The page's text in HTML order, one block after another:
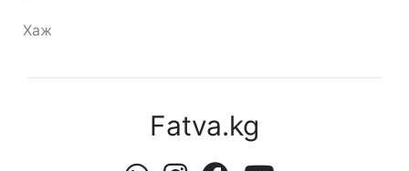
Хаж
Fatva.kg